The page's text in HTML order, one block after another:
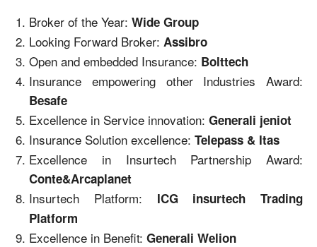
Broker of the Year: Wide Group
Looking Forward Broker: Assibro
Open and embedded Insurance: Bolttech
Insurance empowering other Industries Award:
Besafe
Excellence in Service innovation: Generali jeniot
Insurance Solution excellence: Telepass & Itas
Excellence in Insurtech Partnership Award:
Conte&Arcaplanet
Insurtech Platform: ICG insurtech Trading
Platform
Excellence in Benefit: Generali Welion